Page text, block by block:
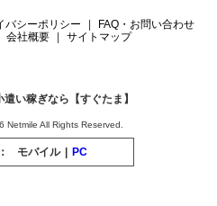
バシーポリシー
FAQ・お問い合わせ
会社概要 サイトマップ
い稼ぎなら【すぐたま】
Netmile All Rights Reserved.
モバイル | PC